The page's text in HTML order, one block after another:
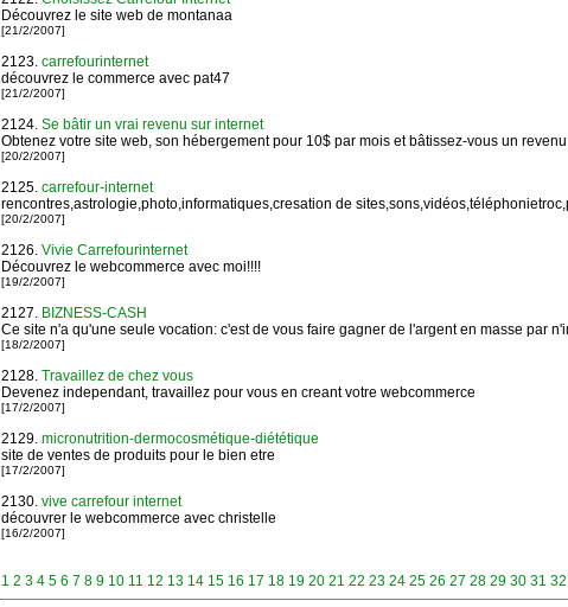
Découvrez le site web de montanaa
[21/2/2007]
2123. carrefourinternet
découvrez le commerce avec pat47
[21/2/2007]
2124. Se bâtir un vrai revenu sur internet
Obtenez votre site web, son hébergement pour 10$ par mois et bâtissez-vous un
[20/2/2007]
2125. carrefour-internet
rencontres,astrologie,photo,informatiques,cresation de
[20/2/2007]
2126. Vivie Carrefourinternet
Découvrez le webcommerce avec moi!!!!
[19/2/2007]
2127. BIZNESS-CASH
Ce site n'a qu'une seule vocation: c'est de vous faire gagner de l'argent en masse par
[18/2/2007]
2128. Travaillez de chez vous
Devenez independant, travaillez pour vous en creant votre webcommerce
[17/2/2007]
2129. micronutrition-dermocosmétique-diététique
site de ventes de produits pour le bien etre
[17/2/2007]
2130. vive carrefour internet
découvrer le webcommerce avec christelle
[16/2/2007]
1 2 3 4 5 6 7 8 9 10 11 12 13 14 15 16 17 18 19 20 21 22 23 24 25 26 27 28 29 30 31 32